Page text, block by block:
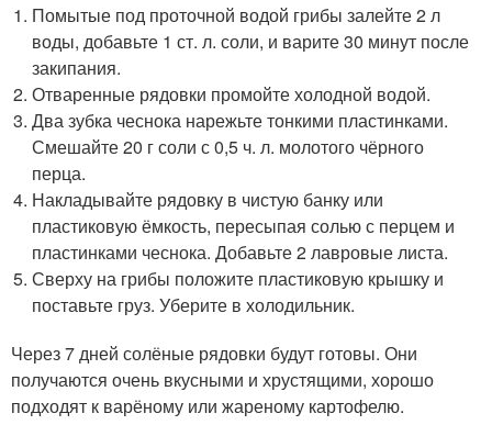
Помытые под проточной водой грибы залейте 2 л
воды, добавьте 1 ст. л. соли, и варите 30 минут после
закипания.
Отваренные рядовки промойте холодной водой.
Два зубка чеснока нарежьте тонкими пластинками.
Смешайте 20 г соли с 0,5 ч. л. молотого чёрного
перца.
Накладывайте рядовку в чистую банку или
пластиковую ёмкость, пересыпая солью с перцем и
пластинками чеснока. Добавьте 2 лавровые листа.
Сверху на грибы положите пластиковую крышку и
поставьте груз. Уберите в холодильник.
Через 7 дней солёные рядовки будут готовы. Они
получаются очень вкусными и хрустящими, хорошо
подходят к варёному или жареному картофелю.